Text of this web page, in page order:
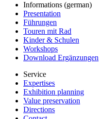
Informations (german)
Presentation
Führungen
Touren mit Rad
Kinder & Schulen
Workshops
Download Ergänzungen
Service
Expertises
Exhibition planning
Value preservation
Directions